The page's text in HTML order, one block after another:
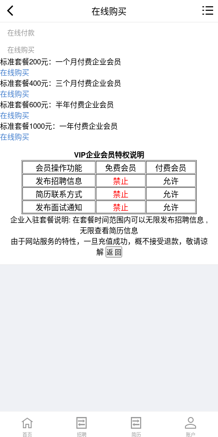
在线购买
在线付款
在线购买
标准套餐200元：一个月付费企业会员
在线购买
标准套餐400元：三个月付费企业会员
在线购买
标准套餐600元：半年付费企业会员
在线购买
标准套餐1000元：一年付费企业会员
在线购买
VIP企业会员特权说明
会员操作功能 免费会员
付费会员
发布招聘信息
禁止
允许
简历联系方式
禁止
允许
发布面试通知
禁止 允许
企业入驻套餐说明: 在套餐时间范围内可以无限发布招聘信息 ,
无限查看简历信息
由于网站服务的特性，一旦充值成功，概不接受退款，敬请谅
解
首页 招聘 简历 账户